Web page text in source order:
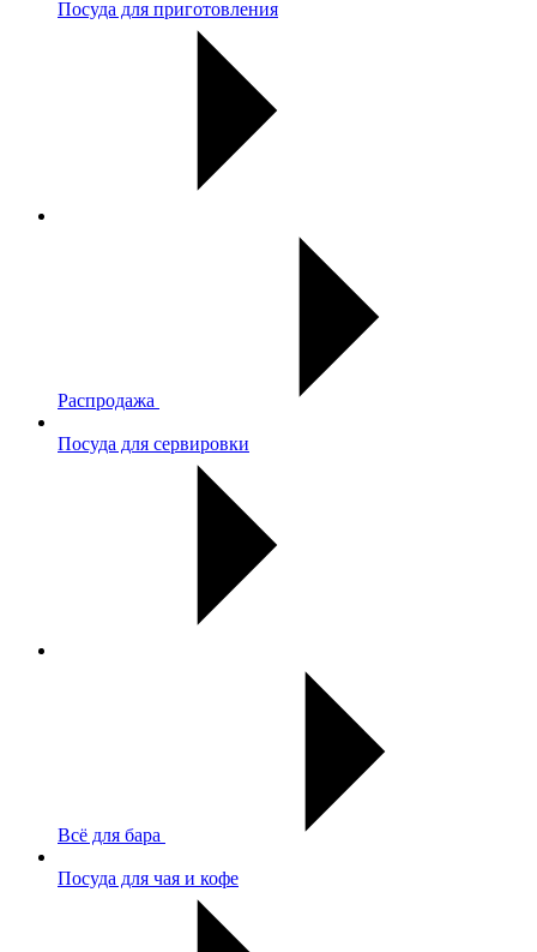
Посуда для приготовления
Распродажа
Посуда для сервировки
Всё для бара
Посуда для чая и кофе